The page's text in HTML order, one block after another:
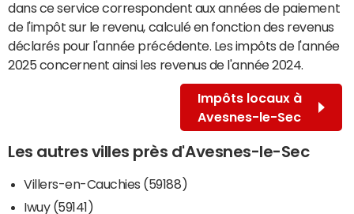
dans ce service correspondent aux années de paiement
de l'impôt sur le revenu, calculé en fonction des revenus
déclarés pour l'année précédente. Les impôts de l'année
2025 concernent ainsi les revenus de l'année 2024.
Impôts locaux à
Avesnes-le-Sec
Les autres villes près d'Avesnes-le-Sec
Villers-en-Cauchies (59188)
Iwuy (59141)